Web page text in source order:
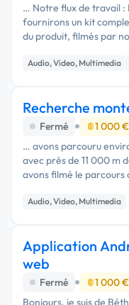
… Notre flux de travail :
fournirons un kit
du produit, filmés par
texte listant les
Audio, Video, Multimedia
Recherche
Fermé
1 000
… avons parcouru
avec près de 11 000 m
avons filmé le parcours
Iphone 16) images
haute qualité …
Audio, Video, Multimedia
Application
web
Fermé 1 000
Bonjours, je suis de